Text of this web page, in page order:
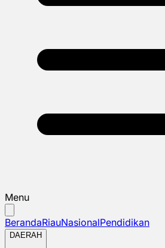
Menu
BerandaRiauNasionalPendidikan
DAERAH